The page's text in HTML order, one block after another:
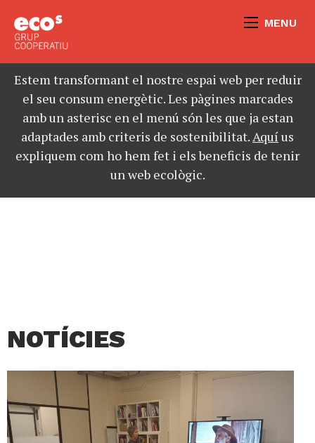
MENU
Estem transformant el nostre espai web per reduir
el seu consum energètic. Les pàgines marcades
amb un asterisc en el menú són les que ja estan
adaptades amb criteris de sostenibilitat.Aquíus
expliquem com ho hem fet i els beneficis de tenir
un web ecològic.
NOTÍCIES